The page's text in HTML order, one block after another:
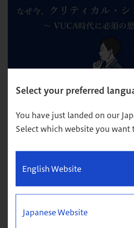
Select your preferred
You have just landed on our
Select which website you want
English Website
Japanese Website
【超図解】クリティカル・シンキ
法を解説
思考 キャリア